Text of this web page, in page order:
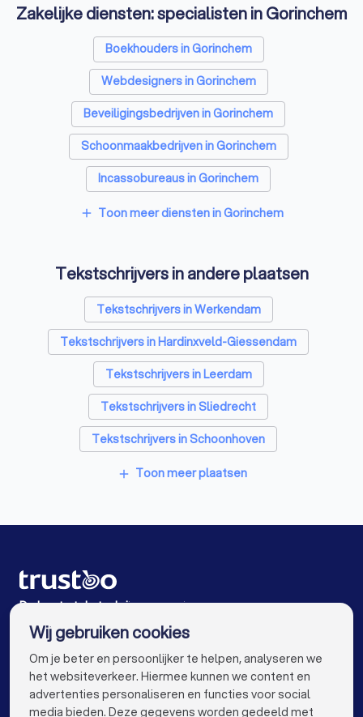
Zakelijke diensten: specialisten in Gorinchem
Boekhouders in Gorinchem
Webdesigners in Gorinchem
Beveiligingsbedrijven in Gorinchem
Schoonmaakbedrijven in Gorinchem
Incassobureaus in Gorinchem
Online marketing bureaus in Gorinchem
SEO-specialisten in Gorinchem
Grafisch ontwerpers in Gorinchem
Reclamebureaus in Gorinchem
Accountants in Gorinchem
add Toon meer diensten in Gorinchem
Tekstschrijvers in andere plaatsen
Tekstschrijvers in Werkendam
Tekstschrijvers in Hardinxveld-Giessendam
Tekstschrijvers in Leerdam
Tekstschrijvers in Sliedrecht
Tekstschrijvers in Schoonhoven
Tekstschrijvers in Raamsdonksveer
Tekstschrijvers in Vianen
Tekstschrijvers in Amsterdam
Tekstschrijvers in Rotterdam
Tekstschrijvers in Den Haag
add Toon meer plaatsen
De beste tekstschrijvers voor jou
Wij gebruiken cookies
Om je beter en persoonlijker te helpen, analyseren we
het websiteverkeer. Hiermee kunnen we content en
advertenties personaliseren en functies voor social
media bieden. Deze gegevens worden gedeeld met